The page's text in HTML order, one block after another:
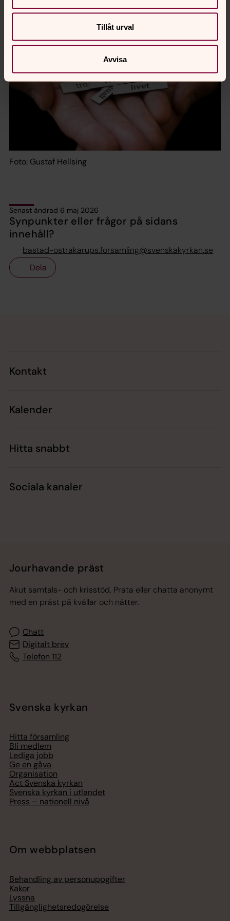
Tillåt urval
Avvisa
Foto: Gustaf Hellsing
Senast ändrad 6 maj 2026
Synpunkter eller frågor på sidans
innehåll?
bastad-ostrakarups.forsamling@svenskakyrkan.se
Dela
Kontakt
Kalender
Hitta snabbt
Sociala kanaler
Jourhavande präst
Akut samtals- och krisstöd. Prata eller chatta anonymt
med en präst på kvällar och nätter.
Chatt
Digitalt brev
Telefon 112
Svenska kyrkan
Hitta församling
Bli medlem
Lediga jobb
Ge en gåva
Organisation
Act Svenska kyrkan
Svenska kyrkan i utlandet
Press – nationell nivå
Om webbplatsen
Behandling av personuppgifter
Kakor
Lyssna
Tillgänglighetsredogörelse